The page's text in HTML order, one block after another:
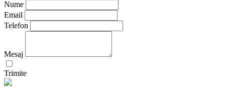
Nume
Email
Telefon
Mesaj
Trimite